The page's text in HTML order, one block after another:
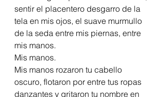
sentir el placentero desgarro de la
tela en mis ojos, el suave murmullo
de la seda entre mis piernas, entre
mis manos.
Mis manos.
Mis manos rozaron tu cabello
oscuro, flotaron por entre tus ropas
danzantes y gritaron tu nombre en